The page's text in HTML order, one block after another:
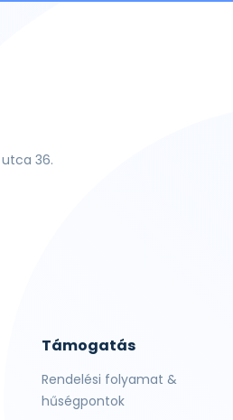
36.
Támogatás
Rendelési folyamat &
hűségpontok